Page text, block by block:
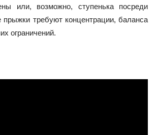
или, возможно, ступенька посреди
прыжки требуют концентрации, баланса
ограничений.